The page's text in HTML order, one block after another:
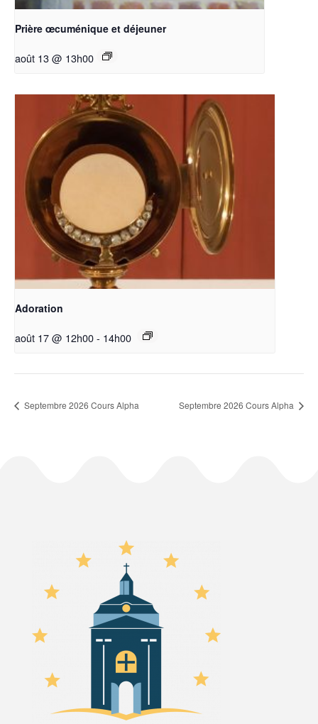
Prière œcuménique et déjeuner
août 13 @ 13h00
Adoration
août 17 @ 12h00- 14h00
Septembre 2026 Cours Alpha Septembre 2026 Cours Alpha